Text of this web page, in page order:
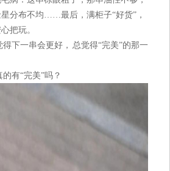
分布不均……最后，满柜子“好货”，
把玩。
下一串会更好， 总觉得“完美”的那一
有“完美”吗？